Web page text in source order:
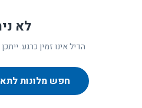
לא
הדיל אינו זמין כרגע.
חפש מלונות